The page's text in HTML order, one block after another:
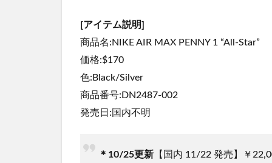
[アイテム説明]
商品名:NIKE AIR MAX PENNY 1 “All-Star”
価格:$170
色:Black/Silver
商品番号:DN2487-002
発売日:国内不明
＊10/25更新 【国内 11/22 発売】￥